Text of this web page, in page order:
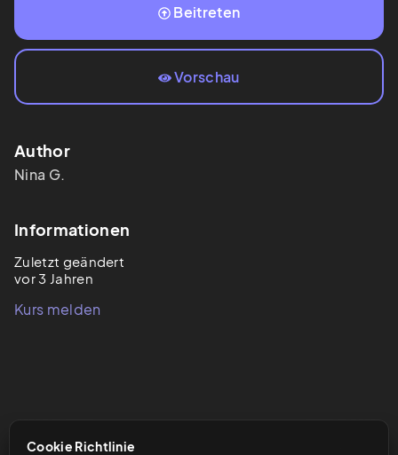
Cookie Richtlinie
Beitreten
Vorschau
Author
Nina G.
Informationen
Zuletzt geändert
vor 3 Jahren
Kurs melden